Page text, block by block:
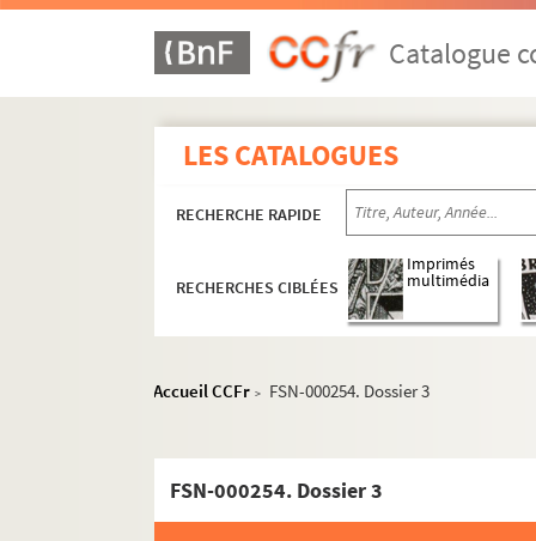
Catalogue
LES CATALOGUES
RECHERCHE RAPIDE
RECHERCHES CIBLÉES
Imprimés
multimédia
Accueil CCFr > FSN-000254. Dossier 3
FSN-000254. Dossier 3
Presse écrite
Titres et journaux créés pendant la
Titres et journaux créés après la Deuxième